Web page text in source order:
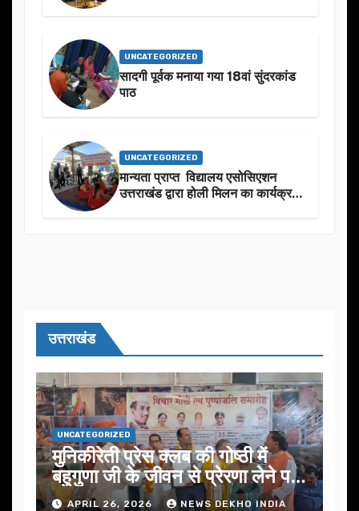
UNCATEGORIZED
सादगी पूर्वक मनाया गया 18वां सुंदरकांड
पाठ
UNCATEGORIZED
मान्यता प्राप्त विद्यालय एसोसिएशन
उत्तराखंड द्वारा होली मिलन का कार्यक्रम
उत्तराखंड
UNCATEGORIZED
मुनिकीरेती प्रेस क्लब की गोष्ठी में
बहुगुणा जी के जीवन से प्रेरणा लेने पर
जोरAPRIL 26, 2026 NEWS DEKHO INDIA